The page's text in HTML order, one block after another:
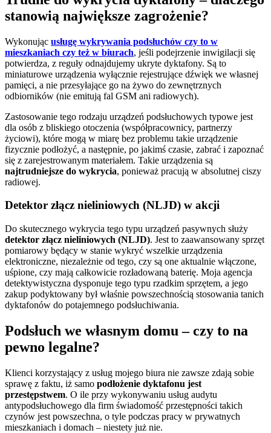
stanowią największe zagrożenie?
Wykonując usługę wykrywania podsłuchów czy to w
mieszkaniach czy też w biurach, jeśli podejrzenie inwigilacji się
potwierdza, z reguły odnajdujemy ukryte dyktafony. Są to
miniaturowe urządzenia wyłącznie rejestrujące dźwięk we własnej
pamięci, a nie przesyłające go na żywo do zewnętrznych
odbiorników (nie emitują fal GSM ani radiowych).
Zastosowanie tego rodzaju urządzeń podsłuchowych typowe jest
dla osób z bliskiego otoczenia (współpracownicy, partnerzy
życiowi), które mogą w miarę bez problemu takie urządzenie
fizycznie podłożyć, a następnie, po jakimś czasie, zabrać i zapoznać
się z zarejestrowanym materiałem. Takie urządzenia są
najtrudniejsze do wykrycia, ponieważ pracują w absolutnej ciszy
radiowej.
Detektor złącz nieliniowych (NLJD) w akcji
Do skutecznego wykrycia tego typu urządzeń pasywnych służy
detektor złącz nieliniowych (NLJD). Jest to zaawansowany sprzęt
pomiarowy będący w stanie wykryć wszelkie urządzenia
elektroniczne, niezależnie od tego, czy są one aktualnie włączone,
uśpione, czy mają całkowicie rozładowaną baterię. Moja agencja
detektywistyczna dysponuje tego typu rzadkim sprzętem, a jego
zakup podyktowany był właśnie powszechnością stosowania tanich
dyktafonów do potajemnego podsłuchiwania.
Podsłuch we własnym domu – czy to na
pewno legalne?
Klienci korzystający z usług mojego biura nie zawsze zdają sobie
sprawę z faktu, iż samo podłożenie dyktafonu jest
przestępstwem. O ile przy wykonywaniu usług audytu
antypodsłuchowego dla firm świadomość przestępności takich
czynów jest powszechna, o tyle podczas pracy w prywatnych
mieszkaniach i domach – niestety już nie.